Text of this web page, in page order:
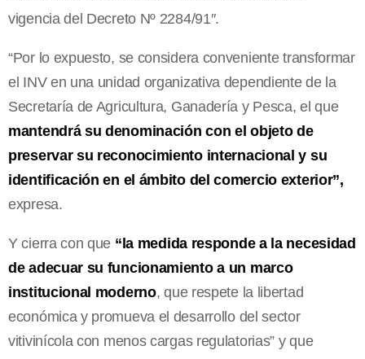
vigencia del Decreto Nº 2284/91″.
“Por lo expuesto, se considera conveniente transformar
el INV en una unidad organizativa dependiente de la
Secretaría de Agricultura, Ganadería y Pesca, el que
mantendrá su denominación con el objeto de
preservar su reconocimiento internacional y su
identificación en el ámbito del comercio exterior”,
expresa.
Y cierra con que “la medida responde a la necesidad
de adecuar su funcionamiento a un marco
institucional moderno, que respete la libertad
económica y promueva el desarrollo del sector
vitivinícola con menos cargas regulatorias” y que